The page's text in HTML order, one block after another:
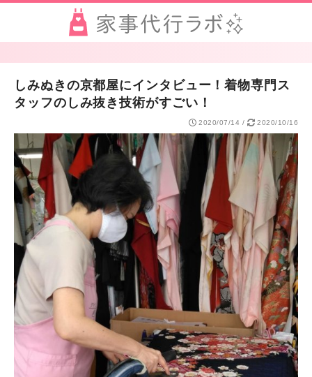
しみぬきの京都屋にインタビュー！着物専門ス
タッフのしみ抜き技術がすごい！
2020/07/14 / 2020/10/16